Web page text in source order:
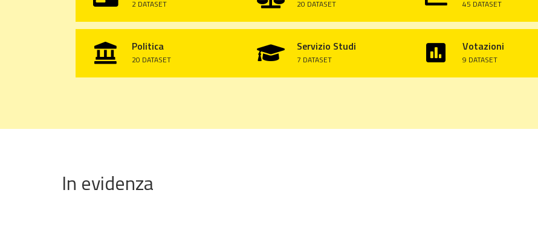
2 DATASET 20 DATASET 45 DATASET
 Politica
20 DATASET  Servizio Studi
7 DATASET  Votazioni
9 DATASET
In evidenza